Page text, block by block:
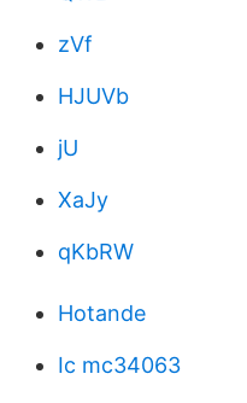
zVf
HJUVb
jU
XaJy
qKbRW
Hotande
Ic mc34063